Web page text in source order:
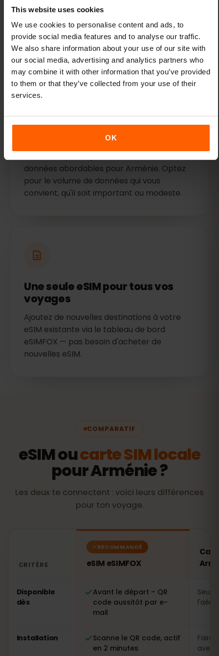
This website uses cookies
We use cookies to personalise content and ads, to
provide social media features and to analyse our traffic.
We also share information about your use of our site with
our social media, advertising and analytics partners who
may combine it with other information that you’ve provided
to them or that they’ve collected from your use of their
services.
OK
Activez votre eSIM avant votre vol : vos
données seront prêtes à l'emploi dès votre
atterrissage.
Formules flexibles
données abordables pour Arménie. Optez
pour le volume de données qui vous
convient, qu'il soit important ou modeste.
Une seule eSIM pour tous vos
voyages
Ajoutez de nouvelles destinations à votre
eSIM existante via le tableau de bord
eSIMFOX — pas besoin d'acheter de
nouvelles eSIM.
COMPARATIF
eSIM oucarte SIM locale
pour Arménie ?
Les deux te connectent : voici leurs différences
pour ton voyage.
CRITÈRE
RECOMMANDÉ
eSIM eSIMFOX
Disponible
dès
Avant le départ – QR
code aussitôt par e-
mail
Installation
Scanne le QR code, actif
en 2 minutes
Faire
avec